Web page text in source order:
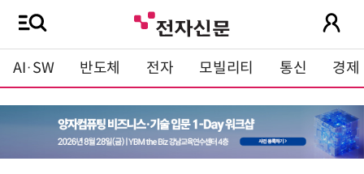
AI·SW 반도체 전자 모빌리티 통신 경제